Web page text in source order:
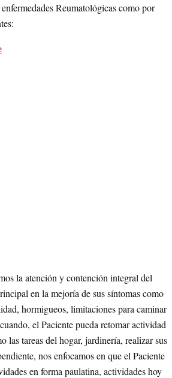
Reumatológicas como por
la atención y contención integral del
en la mejoría de sus síntomas como
hormigueos, limitaciones para caminar
el Paciente pueda retomar actividad
las tareas del hogar, jardinería, realizar sus
nos enfocamos en que el Paciente
en forma paulatina, actividades hoy